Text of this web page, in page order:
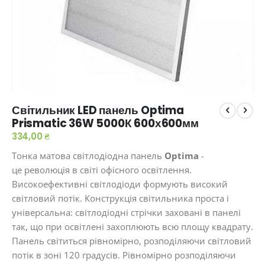
до
початку
галереї
Світильник LED панель Optima
Prismatic 36W 5000К 600х600мм
334,00 ₴
Тонка матова світлодіодна панель Optima -
це революція в світі офісного освітлення.
Високоефективні світлодіоди формують високий
світловий потік. Конструкція світильника проста і
універсальна: світлодіодні стрічки заховані в панелі
так, що при освітлені захоплюють всю площу квадрату.
Панель світиться рівномірно, розподіляючи світловий
потік в зоні 120 градусів. Рівномірно розподіляючи